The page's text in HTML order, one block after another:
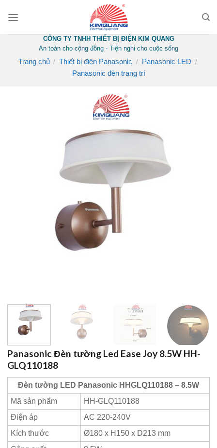
CÔNG TY TNHH THIẾT BỊ ĐIỆN KIM QUANG
An toàn cho cộng đồng - Tiện nghi cho cuộc sống
Trang chủ / Thiết bị điện Panasonic / Panasonic LED /
Panasonic đèn trang trí
Panasonic Đèn tường Led Ease Joy 8.5W HH-
GLQ110188
Đèn tường LED Panasonic HHGLQ110188 – 8.5W
Mã sản phẩm
HH-GLQ110188
Điện áp
AC 220-240V
Kích thước
Ø180 x H150 x D213 mm